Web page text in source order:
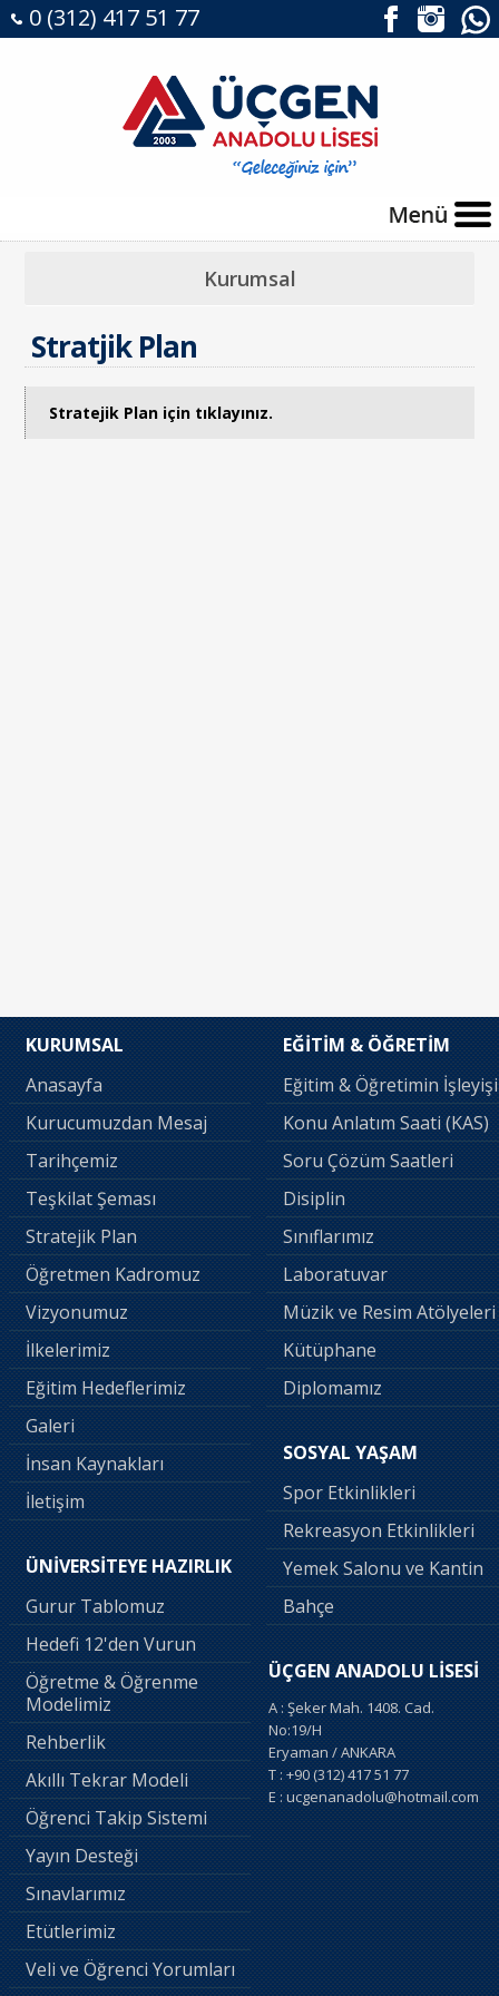
0 (312) 417 51 77
Kurumsal
Stratjik Plan
Stratejik Plan için tıklayınız.
KURUMSAL
Anasayfa
Kurucumuzdan Mesaj
Tarihçemiz
Teşkilat Şeması
Stratejik Plan
Öğretmen Kadromuz
Vizyonumuz
İlkelerimiz
Eğitim Hedeflerimiz
Galeri
İnsan Kaynakları
İletişim
ÜNİVERSİTEYE HAZIRLIK
Gurur Tablomuz
Hedefi 12'den Vurun
Öğretme & Öğrenme
Modelimiz
Rehberlik
Akıllı Tekrar Modeli
Öğrenci Takip Sistemi
Yayın Desteği
Sınavlarımız
Etütlerimiz
Veli ve Öğrenci Yorumları
EĞİTİM & ÖĞRETİM
Eğitim & Öğretimin İşleyişi
Konu Anlatım Saati (KAS)
Soru Çözüm Saatleri
Disiplin
Sınıflarımız
Laboratuvar
Müzik ve Resim Atölyeleri
Kütüphane
Diplomamız
SOSYAL YAŞAM
Spor Etkinlikleri
Rekreasyon Etkinlikleri
Yemek Salonu ve Kantin
Bahçe
ÜÇGEN ANADOLU LİSESİ
A : Şeker Mah. 1408. Cad.
No:19/H
Eryaman / ANKARA
T : +90 (312) 417 51 77
E : ucgenanadolu@hotmail.com